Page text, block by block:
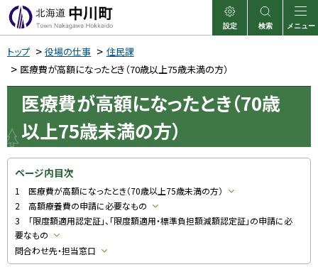
本
へ
ニ
ー
へ
中川町 表示
設定
検索
サイト内検索
メニュー
トップ 役場の仕事
住民課
医療費が高額になったとき（70歳以上75歳未満の方）
医療費が高額になったとき（70歳
以上75歳未満の方）
ページ内目次
1 医療費が高額になったとき（70歳以上75歳未満の方）
2 高額療養費の申請に必要なもの
3 「限度額適用認定証」、「限度額適用・標準負担額減額認定証」の申請に必
要なもの
問合わせ先・担当窓口